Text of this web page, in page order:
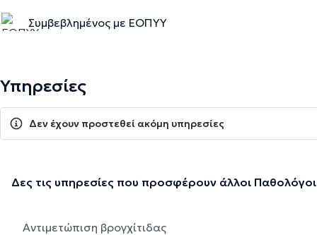
Συμβεβλημένος με ΕΟΠΥΥ
Υπηρεσίες
Δεν έχουν προστεθεί ακόμη υπηρεσίες
Δες τις υπηρεσίες που προσφέρουν άλλοι Παθολόγοι
Αντιμετώπιση βρογχίτιδας